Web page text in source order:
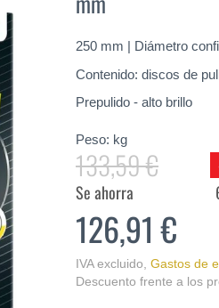
250 mm | Diámetro
Contenido: discos de
Prepulido - alto brillo
Peso: kg
133,59 €
Se ahorra
126,91 €
IVA excluido Gastos de
Descuento frente a los